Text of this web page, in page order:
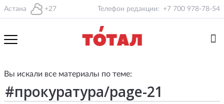
Астана +27 Телефон редакции: +7 700 978-78-54
Вы искали все материалы по теме: